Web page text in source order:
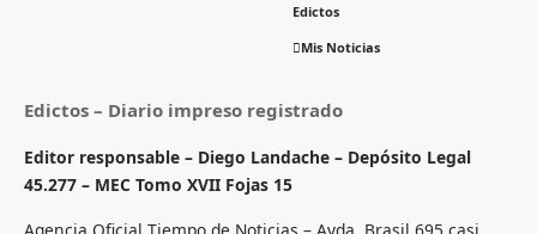
Edictos
Mis Noticias
Edictos – Diario impreso registrado
Editor responsable – Diego Landache – Depósito Legal
45.277 – MEC Tomo XVII Fojas 15